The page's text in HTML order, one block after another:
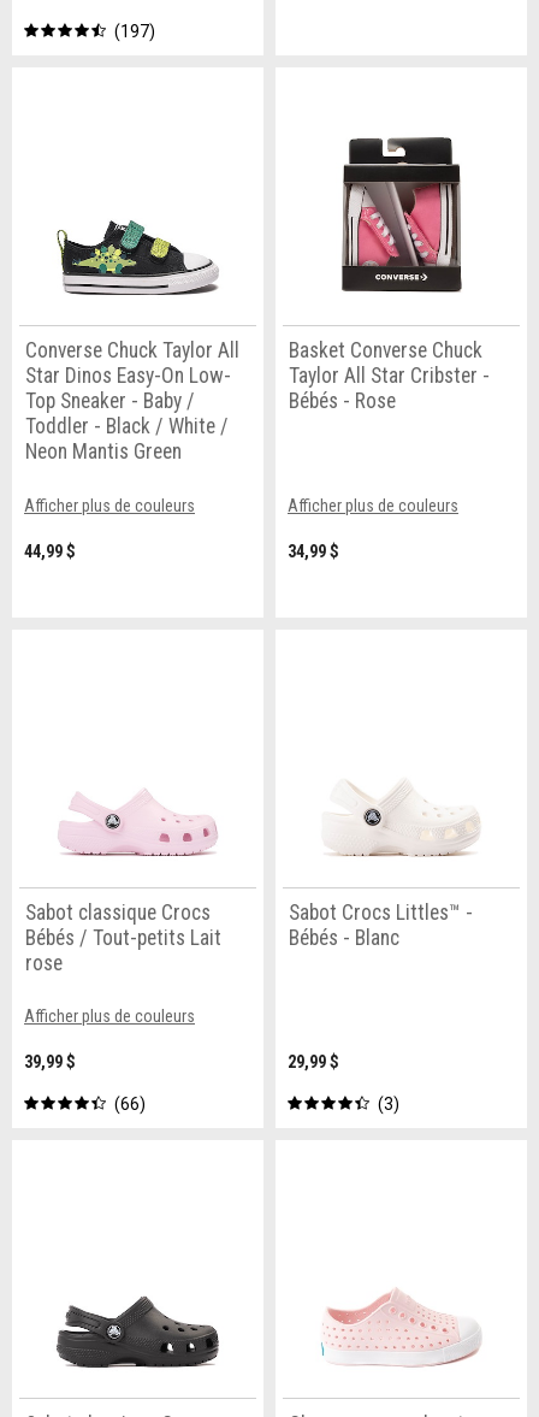
197
Converse Chuck Taylor All
Star Dinos Easy-On Low-
Top Sneaker - Baby /
Toddler - Black / White /
Neon Mantis Green
Afficher plus de couleurs
44,99 $
Basket Converse Chuck
Taylor All Star Cribster -
Bébés - Rose
Afficher plus de couleurs
34,99 $
Sabot classique Crocs
Bébés / Tout-petits Lait
rose
Afficher plus de couleurs
39,99 $
66
Sabot Crocs Littles™ -
Bébés - Blanc
29,99 $
3